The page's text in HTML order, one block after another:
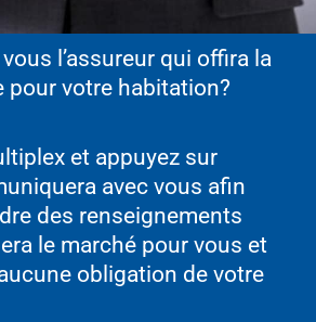
l’assureur qui offira la
votre habitation?
et appuyez sur
avec vous afin
des renseignements
le marché pour vous et
obligation de votre